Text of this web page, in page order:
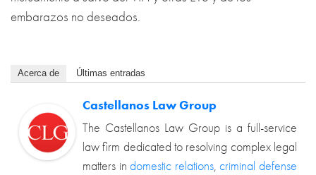
embarazos no deseados.
Acerca de Últimas entradas
Castellanos Law Group
The Castellanos Law Group is a full-service
law firm dedicated to resolving complex legal
matters indomestic relations,criminal defense